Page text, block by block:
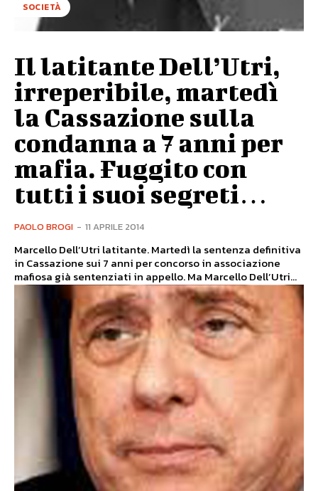
SOCIETÀ
Il latitante Dell’Utri,
irreperibile, martedì
la Cassazione sulla
condanna a 7 anni per
mafia. Fuggito con
tutti i suoi segreti…
PAOLO BROGI - 11 APRILE 2014
Marcello Dell’Utri latitante. Martedì la sentenza definitiva
in Cassazione sui 7 anni per concorso in associazione
mafiosa già sentenziati in appello. Ma Marcello Dell’Utri...